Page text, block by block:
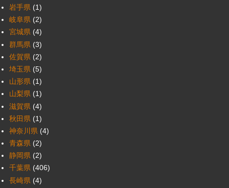
岩手県 (1)
岐阜県 (2)
宮城県 (4)
群馬県 (3)
佐賀県 (2)
埼玉県 (5)
山形県 (1)
山梨県 (1)
滋賀県 (4)
秋田県 (1)
神奈川県 (4)
青森県 (2)
静岡県 (2)
千葉県 (406)
長崎県 (4)